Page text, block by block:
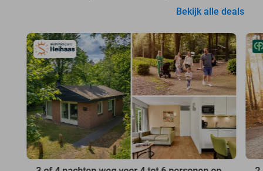
Bekijk alle deals